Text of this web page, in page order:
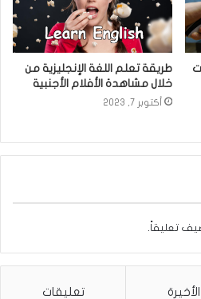
طريقة تعلم اللغة الإنجليزية من
خلال مشاهدة الأفلام الأجنبية
أكتوبر 7, 2023
تعليقاً.
الأخيرة تعليقات